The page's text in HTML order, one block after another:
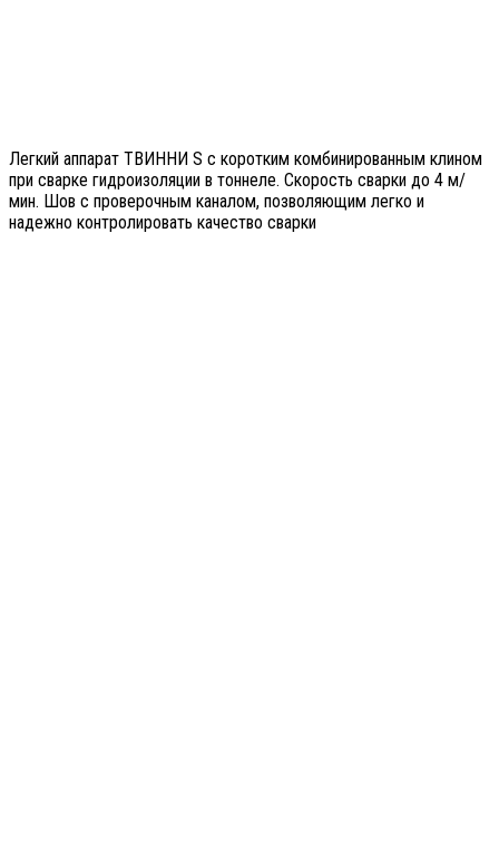
Легкий аппарат ТВИННИ S с коротким комбинированным клином
при сварке гидроизоляции в тоннеле. Скорость сварки до 4 м/
мин. Шов с проверочным каналом, позволяющим легко и
надежно контролировать качество сварки